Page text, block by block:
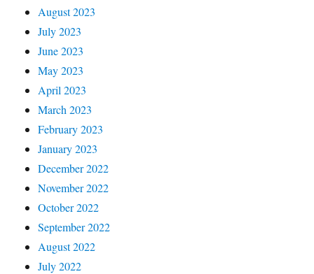
August 2023
July 2023
June 2023
May 2023
April 2023
March 2023
February 2023
January 2023
December 2022
November 2022
October 2022
September 2022
August 2022
July 2022